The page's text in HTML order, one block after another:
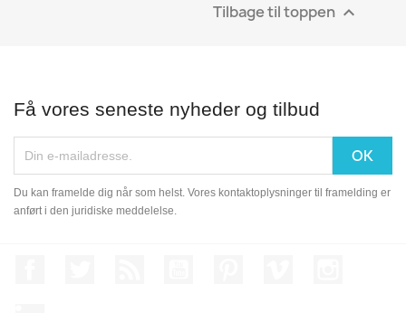
Tilbage til toppen 
Få vores seneste nyheder og tilbud
Du kan framelde dig når som helst. Vores kontaktoplysninger til framelding er
anført i den juridiske meddelelse.